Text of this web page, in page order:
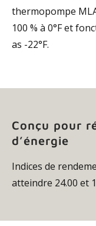
thermopompe
100 % à 0°F et
as -22°F.
Conçu pour
d’énergie
Indices de
atteindre 24.00 et